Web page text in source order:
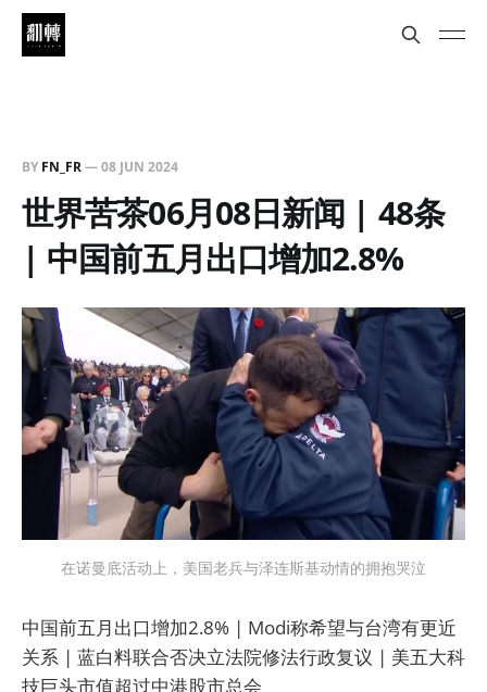
BY FN_FR—08 JUN 2024
世界苦茶06月08日新闻 | 48条
| 中国前五月出口增加2.8%
在诺曼底活动上，美国老兵与泽连斯基动情的拥抱哭泣
中国前五月出口增加2.8% | Modi称希望与台湾有更近
关系 | 蓝白料联合否决立法院修法行政复议 | 美五大科
技巨头市值超过中港股市总会